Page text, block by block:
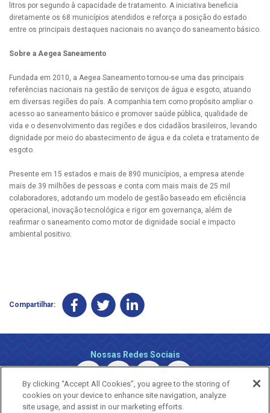
litros por segundo à capacidade de tratamento. A iniciativa beneficia
diretamente os 68 municípios atendidos e reforça a posição do estado
entre os principais destaques nacionais no avanço do saneamento básico.
Sobre a Aegea Saneamento
Fundada em 2010, a Aegea Saneamento tornou-se uma das principais
referências nacionais na gestão de serviços de água e esgoto, atuando
em diversas regiões do país. A companhia tem como propósito ampliar o
acesso ao saneamento básico e promover saúde pública, qualidade de
vida e o desenvolvimento das regiões e dos cidadãos brasileiros, levando
dignidade por meio do abastecimento de água e da coleta e tratamento de
esgoto.
Presente em 15 estados e mais de 890 municípios, a empresa atende
mais de 39 milhões de pessoas e conta com mais mais de 25 mil
colaboradores, adotando um modelo de gestão baseado em eficiência
operacional, inovação tecnológica e rigor em governança, além de
reafirmar o saneamento como motor de dignidade social e impacto
ambiental positivo.
Compartilhar:
Nossas Redes Sociais
By clicking “Accept All Cookies”, you agree to the storing of
cookies on your device to enhance site navigation, analyze
site usage, and assist in our marketing efforts.